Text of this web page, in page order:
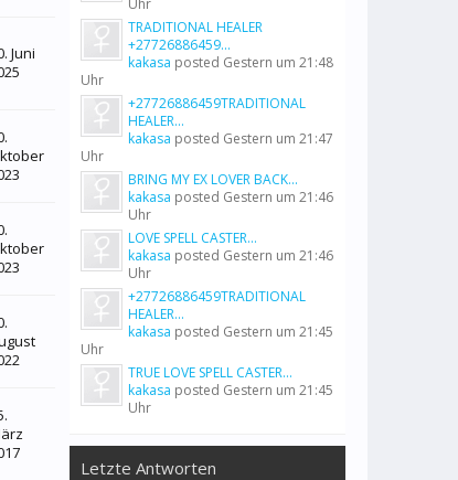
Juni
Uhr
TRADITIONAL HEALER
+27726886459...
kakasa posted Gestern um 21:48
Uhr
+27726886459TRADITIONAL
HEALER...
kakasa posted Gestern um 21:47
Uhr
BRING MY EX LOVER BACK...
kakasa posted Gestern um 21:46
Uhr
LOVE SPELL CASTER...
kakasa posted Gestern um 21:46
Uhr
+27726886459TRADITIONAL
HEALER...
kakasa posted Gestern um 21:45
Uhr
TRUE LOVE SPELL CASTER...
kakasa posted Gestern um 21:45
Uhr
Letzte Antworten